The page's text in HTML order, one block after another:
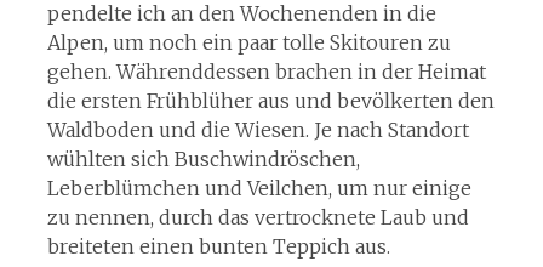
pendelte ich an den Wochenenden in die
Alpen, um noch ein paar tolle Skitouren zu
gehen. Währenddessen brachen in der Heimat
die ersten Frühblüher aus und bevölkerten den
Waldboden und die Wiesen. Je nach Standort
wühlten sich Buschwindröschen,
Leberblümchen und Veilchen, um nur einige
zu nennen, durch das vertrocknete Laub und
breiteten einen bunten Teppich aus.